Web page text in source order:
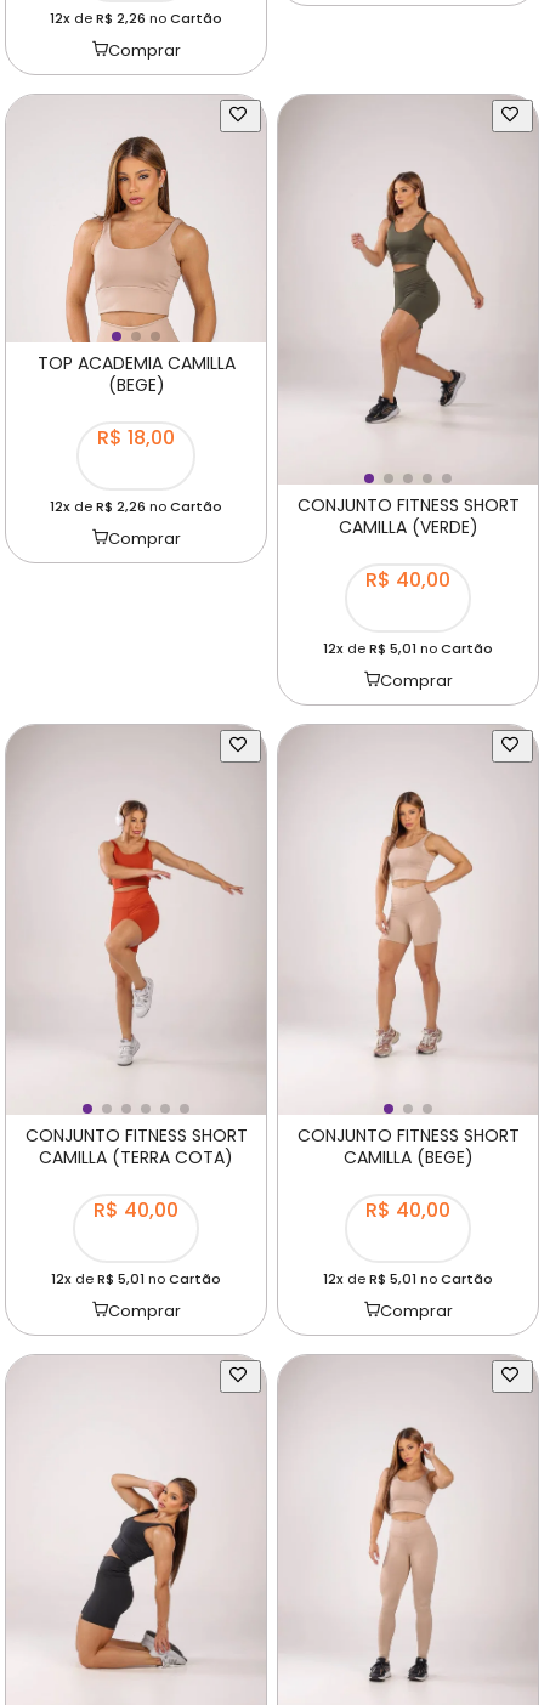
12x deR$ 2,26 noCartão
Comprar
TOP ACADEMIA CAMILLA
(BEGE)
R$ 18,00
12x deR$ 2,26 noCartão
Comprar
CONJUNTO FITNESS SHORT
CAMILLA (VERDE)
R$ 40,00
12x deR$ 5,01 noCartão
Comprar
CONJUNTO FITNESS SHORT
CAMILLA (TERRA COTA)
R$ 40,00
12x deR$ 5,01 noCartão
Comprar
CONJUNTO FITNESS SHORT
CAMILLA (BEGE)
R$ 40,00
12x deR$ 5,01 noCartão
Comprar